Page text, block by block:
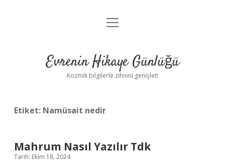
Anasayfa
Yasal Uyarı
menüyü
Evrenin Hikaye Günlüğü
Kozmik bilgilerle zihnini genişlet!
Etiket: Namüsait nedir
Mahrum Nasıl Yazılır Tdk
Tarih: Ekim 18, 2024